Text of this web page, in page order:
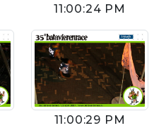
11:00:24 PM
11:00:29 PM